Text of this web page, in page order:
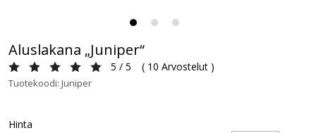
Aluslakana „Juniper“
5 / 5 ( 10 Arvostelut )
Tuotekoodi: Juniper
Hinta